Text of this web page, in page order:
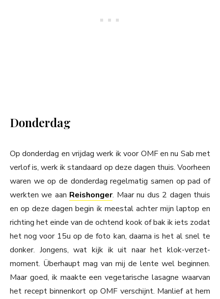
Donderdag
Op donderdag en vrijdag werk ik voor OMF en nu Sab met
verlof is, werk ik standaard op deze dagen thuis. Voorheen
waren we op de donderdag regelmatig samen op pad of
werkten we aan Reishonger. Maar nu dus 2 dagen thuis
en op deze dagen begin ik meestal achter mijn laptop en
richting het einde van de ochtend kook of bak ik iets zodat
het nog voor 15u op de foto kan, daarna is het al snel te
donker. Jongens, wat kijk ik uit naar het klok-verzet-
moment. Überhaupt mag van mij de lente wel beginnen.
Maar goed, ik maakte een vegetarische lasagne waarvan
het recept binnenkort op OMF verschijnt. Manlief at hem